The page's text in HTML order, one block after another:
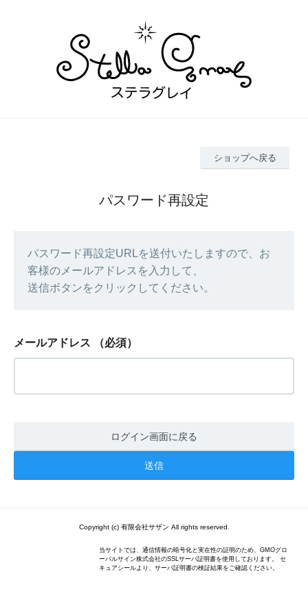
ショップへ戻る
パスワード再設定
パスワード再設定URLを送付いたしますので、お
客様のメールアドレスを入力して、
送信ボタンをクリックしてください。
メールアドレス （必須）
ログイン画面に戻る
Copyright (c) 有限会社サザン All rights reserved.
当サイトでは、通信情報の暗号化と実在性の証明のため、GMOグロ
ーバルサイン株式会社のSSLサーバ証明書を使用しております。 セ
キュアシールより、サーバ証明書の検証結果をご確認ください。